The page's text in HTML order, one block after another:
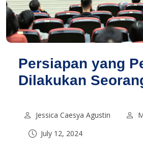
Persiapan yang
Dilakukan
Jessica Caesya Agustin
July 12, 2024